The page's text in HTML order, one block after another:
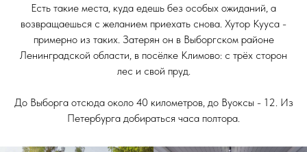
Есть такие места, куда едешь без особых ожиданий, а
возвращаешься с желанием приехать снова. Хутор Кууса -
примерно из таких. Затерян он в Выборгском районе
Ленинградской области, в посёлке Климово: с трёх сторон
лес и свой пруд.
До Выборга отсюда около 40 километров, до Вуоксы - 12. Из
Петербурга добираться часа полтора.